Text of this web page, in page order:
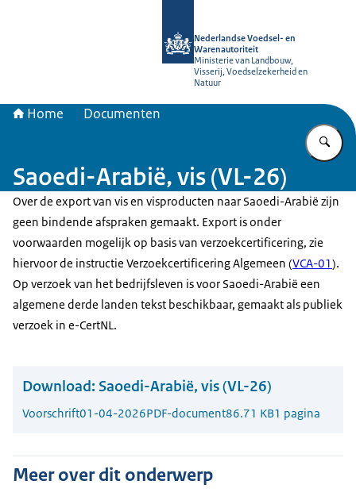
Nederlandse Voedsel- en
Warenautoriteit
Ministerie van Landbouw,
Visserij, Voedselzekerheid en
Natuur
Home Documenten
Saoedi-Arabië, vis (VL-26)
Over de export van vis en visproducten naar Saoedi-Arabië zijn
geen bindende afspraken gemaakt. Export is onder
voorwaarden mogelijk op basis van verzoekcertificering, zie
hiervoor de instructie Verzoekcertificering Algemeen (VCA-01).
Op verzoek van het bedrijfsleven is voor Saoedi-Arabië een
algemene derde landen tekst beschikbaar, gemaakt als publiek
verzoek in e-CertNL.
Download: Saoedi-Arabië, vis (VL-26)
Voorschrift01-04-2026PDF-document86.71 KB1 pagina
Meer over dit onderwerp